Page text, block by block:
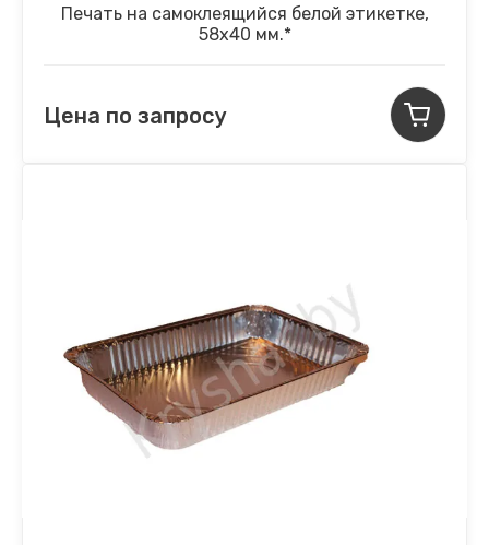
Печать на самоклеящийся белой этикетке,
58х40 мм.*
Цена по запросу